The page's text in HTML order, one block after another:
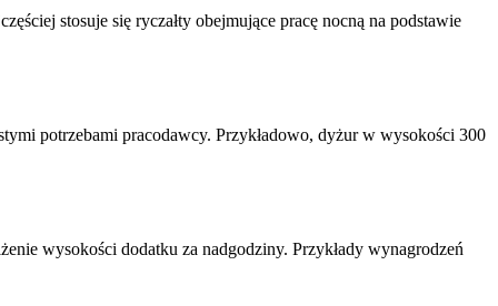
stosuje się ryczałty obejmujące pracę nocną na podstawie
potrzebami pracodawcy. Przykładowo, dyżur w wysokości 300
wysokości dodatku za nadgodziny. Przykłady wynagrodzeń